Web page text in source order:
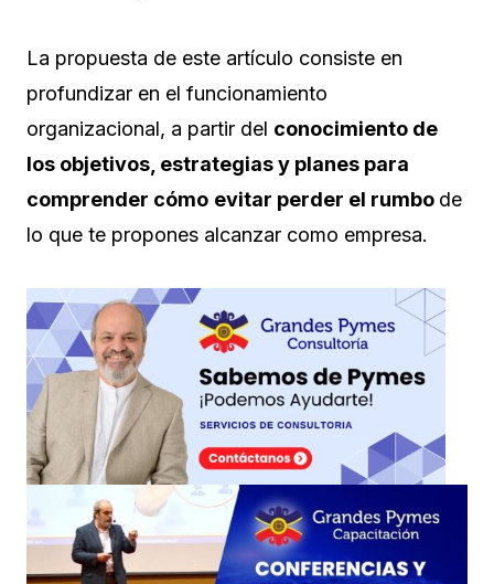
La propuesta de este artículo consiste en
profundizar en el funcionamiento
organizacional, a partir del conocimiento de
los objetivos, estrategias y planes para
comprender cómo evitar perder el rumbo de
lo que te propones alcanzar como empresa.